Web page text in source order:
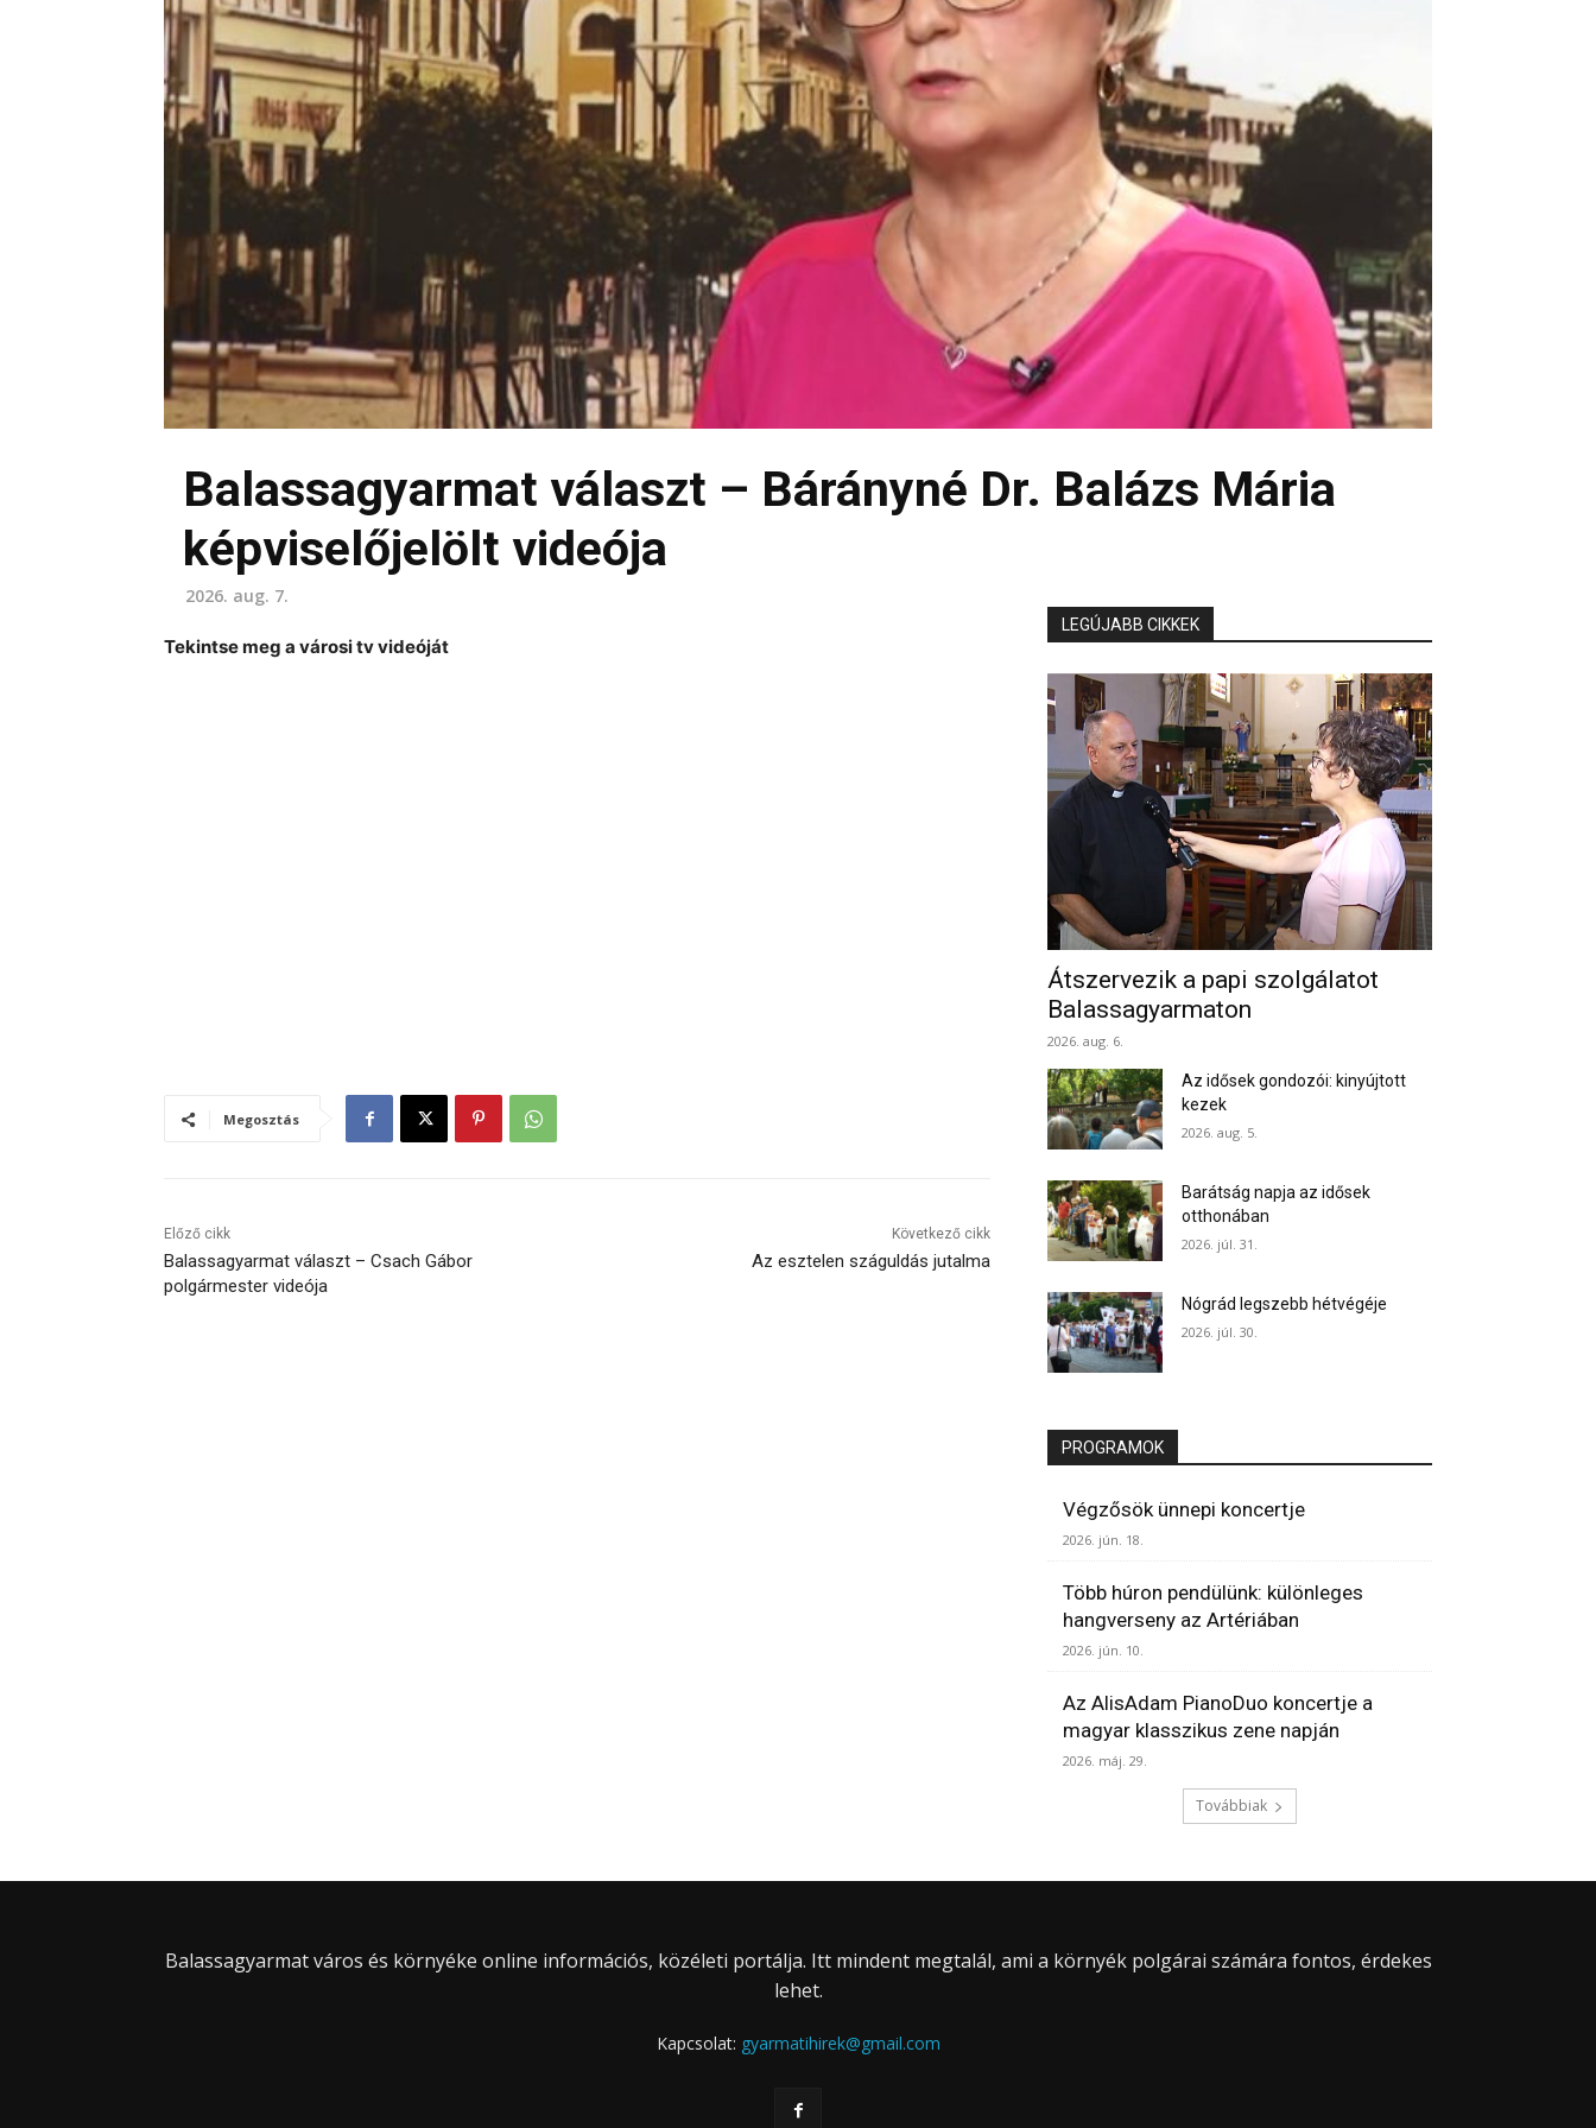
Balassagyarmat választ – Bárányné Dr. Balázs Mária
képviselőjelölt videója
2026. aug. 7.
Tekintse meg a városi tv videóját
Megosztás
Előző cikk
Balassagyarmat választ – Csach Gábor
polgármester videója
Következő cikk
Az esztelen száguldás jutalma
LEGÚJABB CIKKEK
Átszervezik a papi szolgálatot
Balassagyarmaton
2026. aug. 6.
Az idősek gondozói: kinyújtott
kezek
2026. aug. 5.
Barátság napja az idősek
otthonában
2026. júl. 31.
Nógrád legszebb hétvégéje
2026. júl. 30.
PROGRAMOK
Végzősök ünnepi koncertje
2026. jún. 18.
Több húron pendülünk: különleges
hangverseny az Artériában
2026. jún. 10.
Az AlisAdam PianoDuo koncertje a
magyar klasszikus zene napján
2026. máj. 29.
Továbbiak
Balassagyarmat város és környéke online információs, közéleti portálja. Itt mindent megtalál, ami a környék polgárai számára fontos, érdekes
lehet.
Kapcsolat: gyarmatihirek@gmail.com